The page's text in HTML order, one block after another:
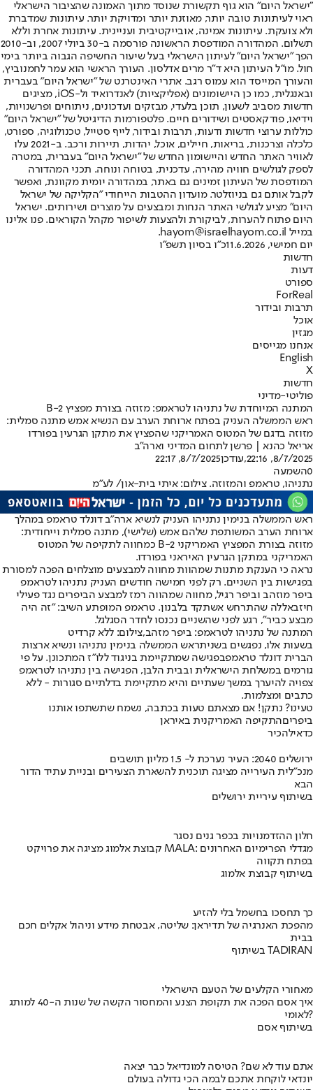
"ישראל היום" הוא גוף תקשורת שנוסד מתוך האמונה שהציבור הישראלי
ראוי לעיתונות טובה יותר, מאוזנת יותר ומדויקת יותר. עיתונות שמדברת
ולא צועקת. עיתונות אמינה, אובייקטיבית ועניינית. עיתונות אחרת וללא
תשלום. המהדורה המודפסת הראשונה פורסמה ב-30 ביולי 2007, וב-2010
הפך "ישראל היום" לעיתון הישראלי בעל שיעור החשיפה הגבוה ביותר בימי
חול. מו"ל העיתון היא ד"ר מרים אדלסון. העורך הראשי הוא עמר לחמנוביץ,
והעורך המייסד הוא עמוס רגב. אתרי האינטרנט של "ישראל היום" בעברית
ובאנגלית, כמו כן היישומונים (אפליקציות) לאנדרואיד ול-iOS, מציגים
חדשות מסביב לשעון, תוכן בלעדי, מבזקים ועדכונים, ניתוחים ופרשנויות,
וידיאו, פודקאסטים ושידורים חיים. פלטפורמות הדיגיטל של "ישראל היום"
כוללות ערוצי חדשות ודעות, תרבות ובידור, לייף סטייל, טכנולוגיה, ספורט,
כלכלה וצרכנות, בריאות, חיילים, אוכל, יהדות, תיירות ורכב. ב-2021 עלו
לאוויר האתר החדש והיישומון החדש של "ישראל היום" בעברית, במטרה
לספק לגולשים חוויה מהירה, עדכנית, בטוחה ונוחה. תכני המהדורה
המודפסת של העיתון זמינים גם באתר, במהדורה יומית מקוונת, ואפשר
לקבל אותם גם בניוזלטר. מועדון ההטבות הייחודי "הקליקה של ישראל
היום" מציע לגולשי האתר הנחות ומבצעים על מוצרים ושירותים. ישראל
היום פתוח להערות, לביקורת ולהצעות לשיפור מקהל הקוראים. פנו אלינו
במייל hayom@israelhayom.co.il.
יום חמישי, 11.6.2026
כ"ו בסיון תשפ"ו
חדשות
דעות
ספורט
ForReal
תרבות ובידור
אוכל
מגזין
אנחנו מגייסים
English
X
חדשות
פוליטי-מדיני
המתנה המיוחדת של נתניהו לטראמפ: מזוזה בצורת מפציץ B-2
ראש הממשלה העניק בפתח ארוחת הערב עם הנשיא אמש מתנה סמלית:
מזוזה בדגם של המטוס האמריקני שהפציץ את מתקן הגרעין בפורדו
אריאל כהנא | פרשן לתחום המדיני וארה"ב
8/7/2025, 22:16
,עודכן8/7/2025, 22:17
0השמעה
נתניהו, טראמפ והמזוזה. צילום: איתי בית-און/ לע״מ
ראש הממשלה בנימין נתניהו העניק לנשיא ארה"ב דונלד טראמפ במהלך
ארוחת הערב המשותפת שלהם אמש (שלישי), מתנה סמלית וייחודית:
מזוזה בצורת המפציץ האמריקני B-2 כמחווה לתקיפה של המטוס
האמריקני במתקן הגרעין האיראני בפורדו.
נראה כי הענקת מתנות שמהוות מחווה למבצעים מוצלחים הפכה למסורת
בפגישות בין השניים. רק לפני חמישה חודשים העניק נתניהו לטראמפ
ביפר מוזהב וביפר רגיל, מחווה שמהווה רמז למבצע הביפרים נגד פעילי
חיזבאללה שהתרחש אשתקד בלבנון. טראמפ המופתע השיב: "זה היה
מבצע כביר", רגע לפני שהשניים נכנסו לחדר הסגלגל.
המתנה של נתניהו לטראמפ: ביפר מזהב,צילום: ללא קרדיט
בשעות אלו, נפגשים בשניתראש הממשלה בנימין נתניהו ונשיא ארצות
הברית דונלד טראמפבפגישה שמתקיימת בניגוד ללו"ז המתכונן. על פי
גורמים במשלחת הישראלית ובבית הלבן, הפגישה בין נתניהו לטראמפ
צפויה להיערך במשך שעתיים והיא מתקיימת בדלתיים סגורות - ללא
כתבים ומצלמות.
טעינו? נתקן! אם מצאתם טעות בכתבה, נשמח שתשתפו אותנו
ביפריםהתקיפה האמריקנית באיראן
כדאילהכיר
ירושלים 2040: העיר נערכת ל- 1.5 מליון תושבים
מנכ"לית העירייה מציגה תוכנית להשארת הצעירים ובניית עתיד הדור
הבא
בשיתוף עיריית ירושלים
חלון ההזדמנויות בכפר גנים נסגר
קבוצת אלמוג מציגה את פרויקט MALA: מגדלי הפרימיום האחרונים
בפתח תקווה
בשיתוף קבוצת אלמוג
כך תחסכו בחשמל בלי להזיע
מהפכת האנרגיה של תדיראן: שליטה, אבטחת מידע וניהול אקלים חכם
בבית
בשיתוף TADIRAN
מאחורי הקלעים של הטעם הישראלי
איך אסם הפכה את תקופת הצנע והמחסור הקשה של שנות ה-40 למותג
לאומי?
בשיתוף אסם
אתם עוד לא שם? הטיסה למונדיאל כבר יצאה
יונדאי לוקחת אתכם לבמה הכי גדולה בעולם